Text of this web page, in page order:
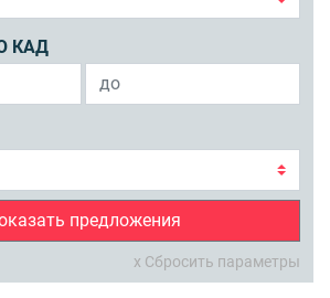
КАД
предложения
x Сбросить параметры